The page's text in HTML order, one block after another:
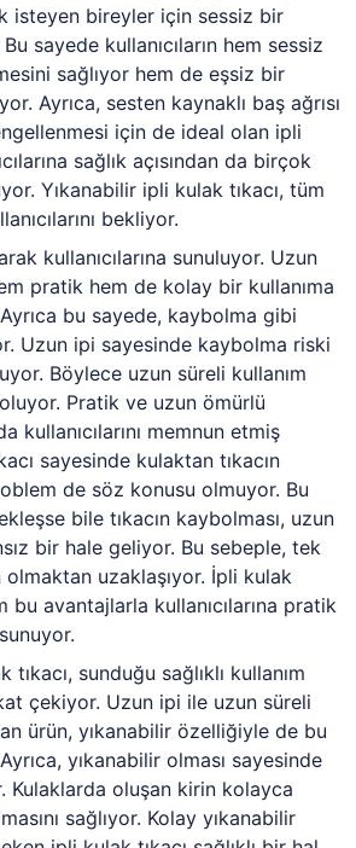
isteyen bireyler için sessiz bir
sayede kullanıcıların hem sessiz
sağlıyor hem de eşsiz bir
Ayrıca, sesten kaynaklı baş ağrısı
için de ideal olan ipli
sağlık açısından da birçok
Yıkanabilir ipli kulak tıkacı, tüm
bekliyor.
kullanıcılarına sunuluyor. Uzun
pratik hem de kolay bir kullanıma
bu sayede, kaybolma gibi
Uzun ipi sayesinde kaybolma riski
Böylece uzun süreli kullanım
Pratik ve uzun ömürlü
kullanıcılarını memnun etmiş
sayesinde kulaktan tıkacın
de söz konusu olmuyor. Bu
bile tıkacın kaybolması, uzun
bir hale geliyor. Bu sebeple, tek
olmaktan uzaklaşıyor. İpli kulak
bu avantajlarla kullanıcılarına pratik
sunduğu sağlıklı kullanım
çekiyor. Uzun ipi ile uzun süreli
ürün, yıkanabilir özelliğiyle de bu
yıkanabilir olması sayesinde
Kulaklarda oluşan kirin kolayca
sağlıyor. Kolay yıkanabilir